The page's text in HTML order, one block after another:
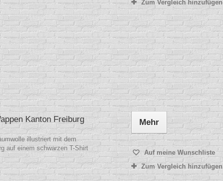
Zum Vergleich hinzufügen
Kanton Freiburg
illustriert mit dem
auf einem schwarzen T-Shirt
Mehr
Auf meine Wunschliste
Zum Vergleich hinzufügen